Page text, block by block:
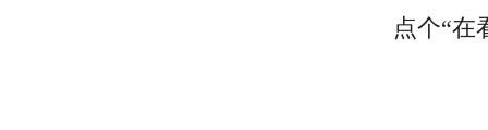
点个“在